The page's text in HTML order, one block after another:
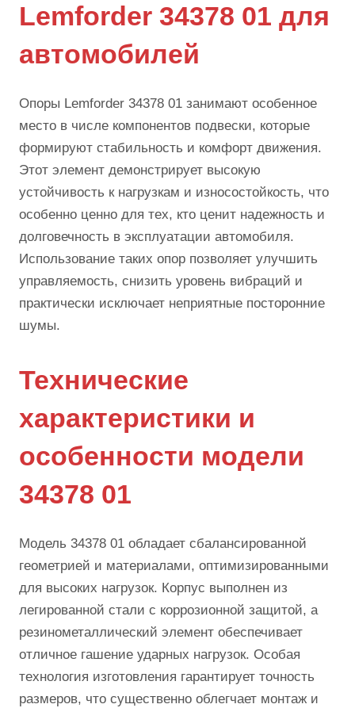
Lemforder 34378 01 для
автомобилей
Опоры Lemforder 34378 01 занимают особенное
место в числе компонентов подвески, которые
формируют стабильность и комфорт движения.
Этот элемент демонстрирует высокую
устойчивость к нагрузкам и износостойкость, что
особенно ценно для тех, кто ценит надежность и
долговечность в эксплуатации автомобиля.
Использование таких опор позволяет улучшить
управляемость, снизить уровень вибраций и
практически исключает неприятные посторонние
шумы.
Технические
характеристики и
особенности модели
34378 01
Модель 34378 01 обладает сбалансированной
геометрией и материалами, оптимизированными
для высоких нагрузок. Корпус выполнен из
легированной стали с коррозионной защитой, а
резинометаллический элемент обеспечивает
отличное гашение ударных нагрузок. Особая
технология изготовления гарантирует точность
размеров, что существенно облегчает монтаж и